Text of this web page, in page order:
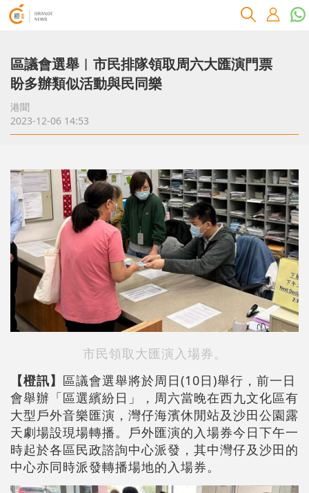
區議會選舉︱市民排隊領取周六大匯演門票
盼多辦類似活動與民同樂
港聞
2023-12-06 14:53
市民領取大匯演入場券。
【橙訊】 區議會選舉將於周日(10日)舉行，前一日
會舉辦「區選繽紛日」，周六當晚在西九文化區有
大型戶外音樂匯演，灣仔海濱休閒站及沙田公園露
天劇場設現場轉播。戶外匯演的入場券今日下午一
時起於各區民政諮詢中心派發，其中灣仔及沙田的
中心亦同時派發轉播場地的入場券。